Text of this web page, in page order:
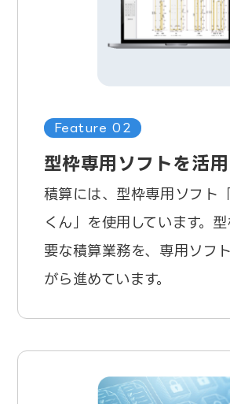
Feature 02
型枠専用ソフトを活
積算には、型枠専用ソフト
くん」を使用しています。
要な積算業務を、専用ソフ
がら進めています。